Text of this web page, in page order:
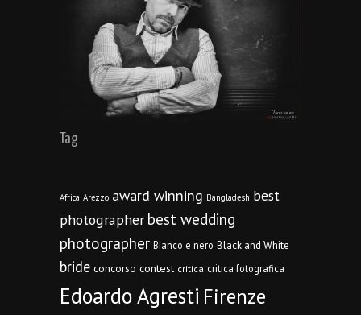
Tag
Africa Arezzo award winning Bangladesh best
photographer best wedding
photographer Bianco e nero Black and White
bride concorso contest critica critica fotografica
Edoardo Agresti Firenze